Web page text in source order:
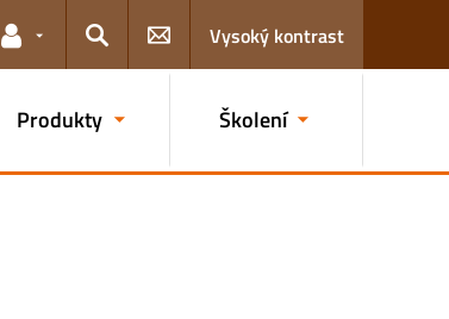
Odkazy pro uživatele
Hledat
Vysoký kontrast
Produkty Školení